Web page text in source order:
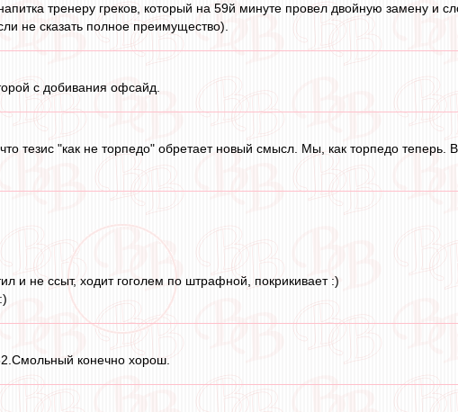
тренеру греков, который на 59й минуте провел двойную замену и
не сказать полное преимущество).
с добивания офсайд.
тезис "как не торпедо" обретает новый смысл. Мы, как торпедо теперь.
и не ссыт, ходит гоголем по штрафной, покрикивает :)
конечно хорош.